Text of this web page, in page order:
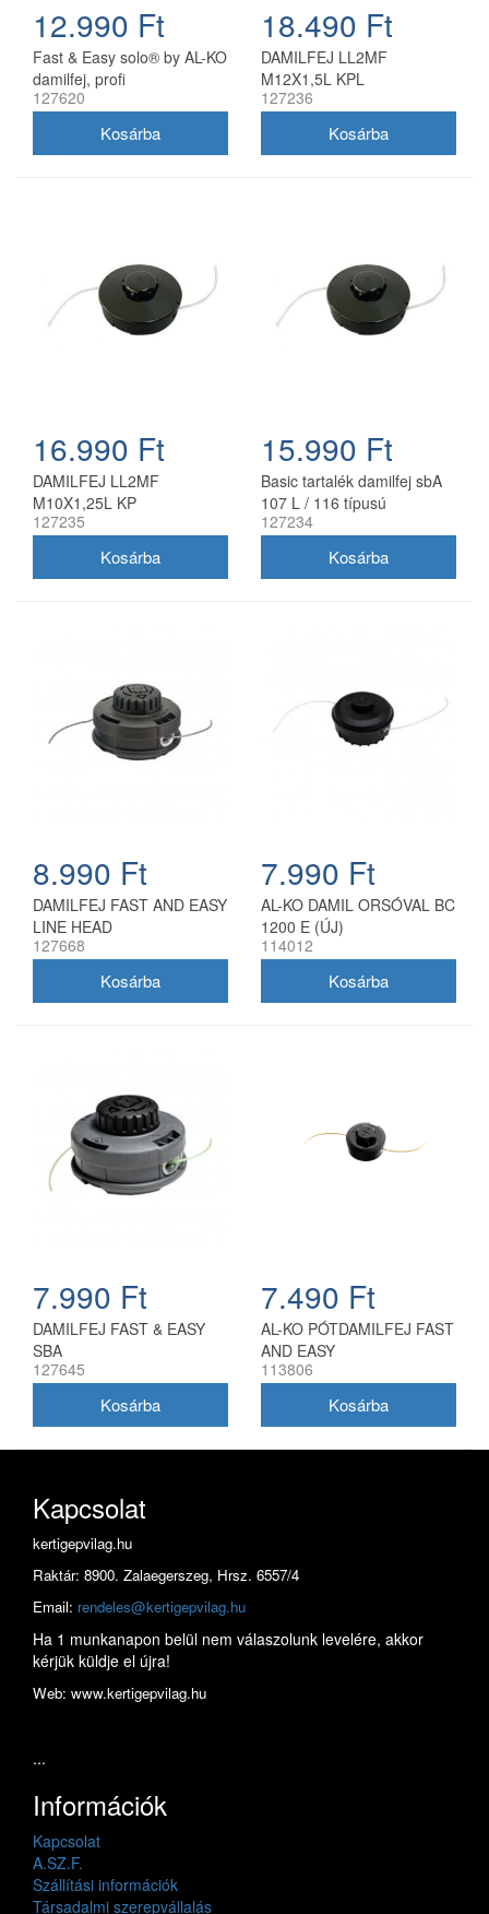
12.990 Ft
Fast & Easy solo® by AL-KO
damilfej, profi
127620
18.490 Ft
DAMILFEJ LL2MF
M12X1,5L KPL
127236
16.990 Ft
DAMILFEJ LL2MF
M10X1,25L KP
127235
15.990 Ft
Basic tartalék damilfej sbA
107 L / 116 típusú
benzinmotoros fűkaszákhoz
127234
8.990 Ft
DAMILFEJ FAST AND EASY
LINE HEAD
127668
7.990 Ft
AL-KO DAMIL ORSÓVAL BC
1200 E (ÚJ)
114012
7.990 Ft
DAMILFEJ FAST & EASY
SBA
127645
7.490 Ft
AL-KO PÓTDAMILFEJ FAST
AND EASY
113806
Kapcsolat
kertigepvilag.hu
Raktár: 8900. Zalaegerszeg, Hrsz. 6557/4
Email: rendeles@kertigepvilag.hu
Ha 1 munkanapon belül nem válaszolunk levelére, akkor
kérjük küldje el újra!
Web: www.kertigepvilag.hu
...
Információk
Kapcsolat
A.SZ.F.
Szállítási információk
Társadalmi szerepvállalás